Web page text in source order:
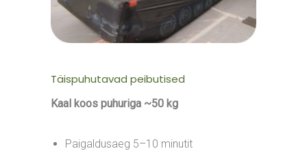
Täispuhutavad peibutised
Kaal koos puhuriga ~50 kg
Paigaldusaeg 5–10 minutit